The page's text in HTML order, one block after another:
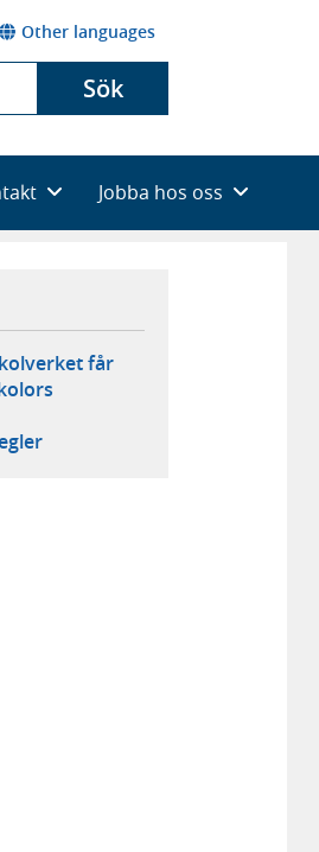
Other languages
Sök
Jobba hos oss
får